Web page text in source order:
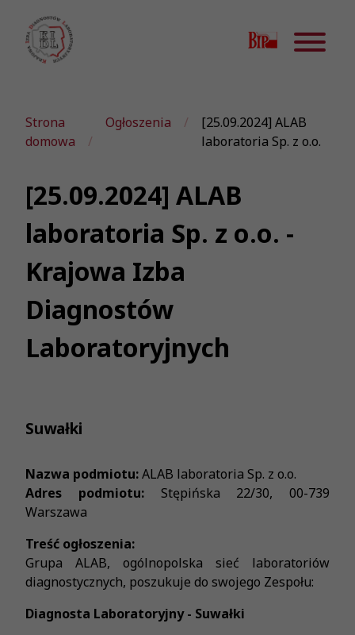
Strona
domowa
Ogłoszenia
[25.09.2024] ALAB
laboratoria Sp. z o.o.
[25.09.2024] ALAB
laboratoria Sp. z o.o. -
Krajowa Izba
Diagnostów
Laboratoryjnych
Suwałki
Nazwa podmiotu:ALAB laboratoria Sp. z o.o.
Adres podmiotu:Stępińska 22/30, 00-739
Warszawa
Treść ogłoszenia:
Grupa ALAB, ogólnopolska sieć laboratoriów
diagnostycznych, poszukuje do swojego Zespołu:
Diagnosta Laboratoryjny - Suwałki